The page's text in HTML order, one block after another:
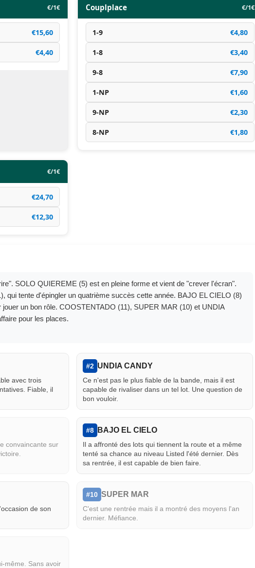
€/1€
€15,60
€4,40
Couplplace €/1€
1-9 €4,80
1-8 €3,40
9-8 €7,90
1-NP €1,60
9-NP €2,30
8-NP €1,80
€/1€
€24,70
€12,30
SOLO QUIEREME (5) est en pleine forme et vient de "crever l'écran".
qui tente d'épingler un quatrième succès cette année. BAJO EL CIELO (8)
un bon rôle. COOSTENTADO (11), SUPER MAR (10) et UNDIA
pour les places.
avec trois
Fiable, il
#2 UNDIA CANDY
Ce n'est pas le plus fiable de la bande, mais il est
capable de rivaliser dans un tel lot. Une question de
bon vouloir.
convaincante sur
#8 BAJO EL CIELO
Il a affronté des lots qui tiennent la route et a même
tenté sa chance au niveau Listed l'été dernier. Dès
sa rentrée, il est capable de bien faire.
de son
#10 SUPER MAR
C'est une rentrée mais il a montré des moyens l'an
dernier. Méfiance.
même. Sans avoir